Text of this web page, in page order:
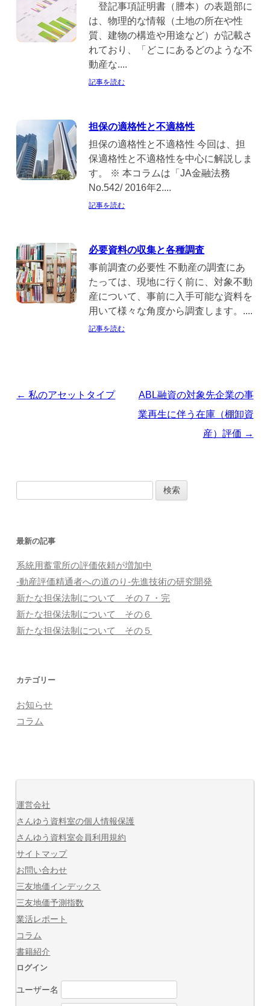
登記事項証明書（謄本）の表題部に
は、物理的な情報（土地の所在や性
質、建物の構造や用途など）が記載さ
れており、「どこにあるどのような不
動産な....
記事を読む
担保の適格性と不適格性
担保の適格性と不適格性 今回は、担
保適格性と不適格性を中心に解説しま
す。 ※ 本コラムは「JA金融法務
No.542/ 2016年2....
記事を読む
必要資料の収集と各種調査
事前調査の必要性 不動産の調査にあ
たっては、現地に行く前に、対象不動
産について、事前に入手可能な資料を
用いて様々な角度から調査します。....
記事を読む
投
← 私のアセットタイプ
ABL融資の対象先企業の事
業再生に伴う在庫（棚卸資
産）評価 →
検
索
最新の記事
系統用蓄電所の評価依頼が増加中
-動産評価精通者への道のり-先進技術の研究開発
新たな担保法制について その７・完
新たな担保法制について その６
新たな担保法制について その５
カテゴリー
お知らせ
コラム
運営会社
さんゆう資料室の個人情報保護
さんゆう資料室会員利用規約
サイトマップ
お問い合わせ
三友地価インデックス
三友地価予測指数
業活レポート
コラム
書籍紹介
ログイン
ユーザー名